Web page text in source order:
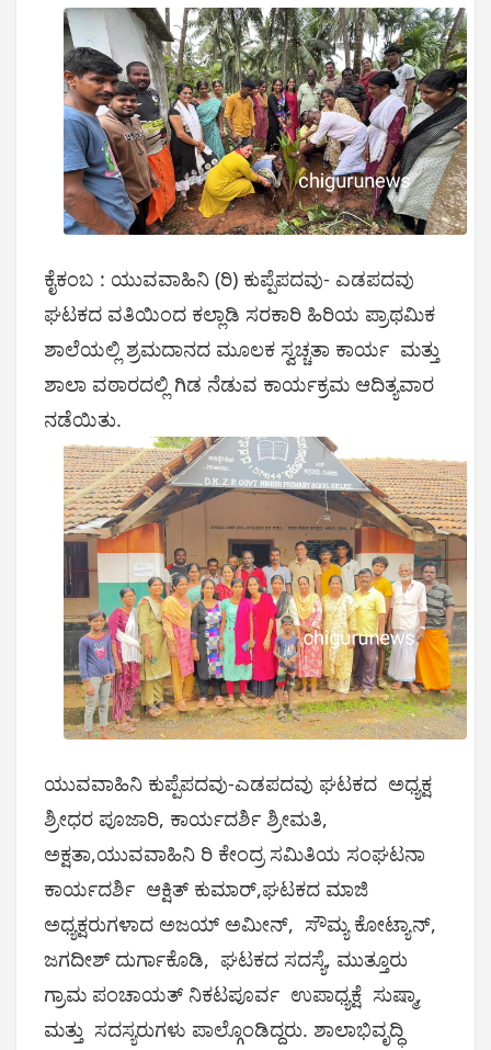
ಕೈಕಂಬ : ಯುವವಾಹಿನಿ (ರಿ) ಕುಪ್ಪೆಪದವು- ಎಡಪದವು
ಘಟಕದ ವತಿಯಿಂದ ಕಲ್ಲಾಡಿ ಸರಕಾರಿ ಹಿರಿಯ ಪ್ರಾಥಮಿಕ
ಶಾಲೆಯಲ್ಲಿ ಶ್ರಮದಾನದ ಮೂಲಕ ಸ್ವಚ್ಚತಾ ಕಾರ್ಯ ಮತ್ತು
ಶಾಲಾ ವಠಾರದಲ್ಲಿ ಗಿಡ ನೆಡುವ ಕಾರ್ಯಕ್ರಮ ಆದಿತ್ಯವಾರ
ನಡೆಯಿತು.
ಯುವವಾಹಿನಿ ಕುಪ್ಪೆಪದವು-ಎಡಪದವು ಘಟಕದ ಅಧ್ಯಕ್ಷ
ಶ್ರೀಧರ ಪೂಜಾರಿ, ಕಾರ್ಯದರ್ಶಿ ಶ್ರೀಮತಿ,
ಅಕ್ಷತಾ,ಯುವವಾಹಿನಿ ರಿ ಕೇಂದ್ರ ಸಮಿತಿಯ ಸಂಘಟನಾ
ಕಾರ್ಯದರ್ಶಿ ಆಕ್ಷಿತ್ ಕುಮಾರ್,ಘಟಕದ ಮಾಜಿ
ಅಧ್ಯಕ್ಷರುಗಳಾದ ಅಜಯ್ ಅಮೀನ್, ಸೌಮ್ಯ ಕೋಟ್ಯಾನ್,
ಜಗದೀಶ್ ದುರ್ಗಾಕೊಡಿ, ಘಟಕದ ಸದಸ್ಯೆ, ಮುತ್ತೂರು
ಗ್ರಾಮ ಪಂಚಾಯತ್ ನಿಕಟಪೂರ್ವ ಉಪಾಧ್ಯಕ್ಷೆ ಸುಷ್ಮಾ,
ಮತ್ತು ಸದಸ್ಯರುಗಳು ಪಾಲ್ಗೊಂಡಿದ್ದರು. ಶಾಲಾಭಿವೃದ್ಧಿ